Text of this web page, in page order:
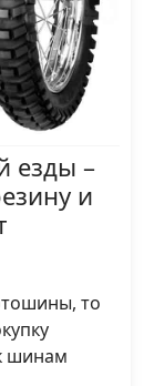
езды –
и
то
шинам